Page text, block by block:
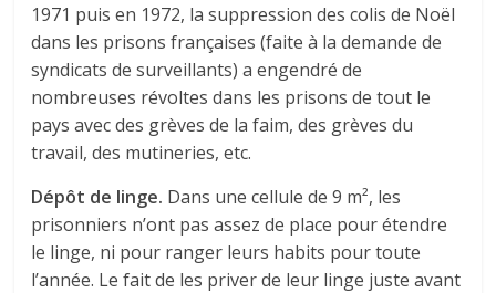
1971 puis en 1972, la suppression des colis de Noël
dans les prisons françaises (faite à la demande de
syndicats de surveillants) a engendré de
nombreuses révoltes dans les prisons de tout le
pays avec des grèves de la faim, des grèves du
travail, des mutineries, etc.
Dépôt de linge. Dans une cellule de 9 m², les
prisonniers n’ont pas assez de place pour étendre
le linge, ni pour ranger leurs habits pour toute
l’année. Le fait de les priver de leur linge juste avant